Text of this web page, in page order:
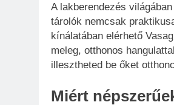
A lakberendezés
tárolók nemcsak
kínálatában elérhető
meleg, otthonos
illesztheted be őket
Miért